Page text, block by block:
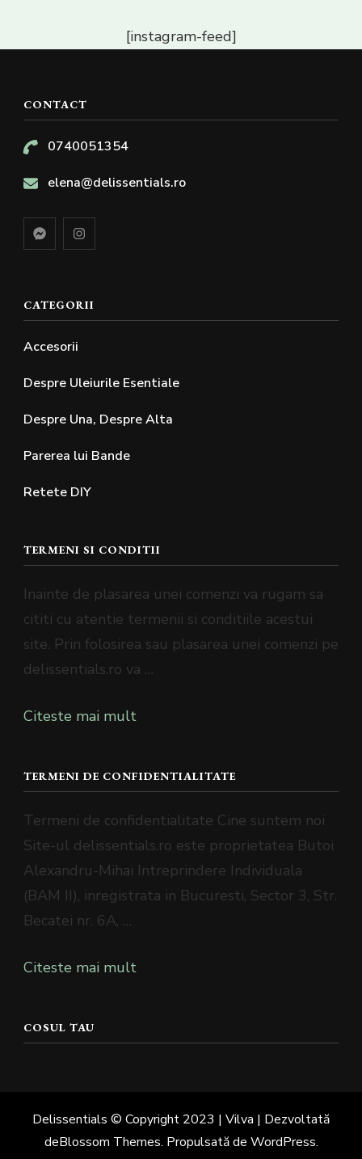
[instagram-feed]
CONTACT
0740051354
elena@delissentials.ro
CATEGORII
Accesorii
Despre Uleiurile Esentiale
Despre Una, Despre Alta
Parerea lui Bande
Retete DIY
TERMENI SI CONDITII
Inainte de plasarea unei comenzi va rugam sa
cititi cu atentie termenii si conditiile acestui
site. Prin folosirea sau plasarea unei comenzi pe
delissentials.ro va …
Citeste mai mult
TERMENI DE CONFIDENTIALITATE
Termeni de confidentialitate Cine suntem noi
Site-ul delissentials.ro este proprietatea Butoi
Alexandru-Mihai Intreprindere Individuala
(BAM II), inregistrata in Bucuresti, Sector 3, Str.
Becatei nr. 6A, …
Citeste mai mult
COSUL TAU
Delissentials © Copyright 2023 | Vilva | Dezvoltată
deBlossom Themes. Propulsată de WordPress.